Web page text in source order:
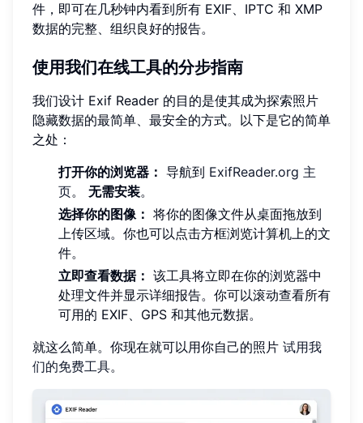
件，即可在几秒钟内看到所有 EXIF、IPTC 和 XMP
数据的完整、组织良好的报告。
使用我们在线工具的分步指南
我们设计 Exif Reader 的目的是使其成为探索照片
隐藏数据的最简单、最安全的方式。以下是它的简单
之处：
打开你的浏览器： 导航到 ExifReader.org 主
页。 无需安装。
选择你的图像： 将你的图像文件从桌面拖放到
上传区域。你也可以点击方框浏览计算机上的文
件。
立即查看数据： 该工具将立即在你的浏览器中
处理文件并显示详细报告。你可以滚动查看所有
可用的 EXIF、GPS 和其他元数据。
就这么简单。你现在就可以用你自己的照片 试用我
们的免费工具。